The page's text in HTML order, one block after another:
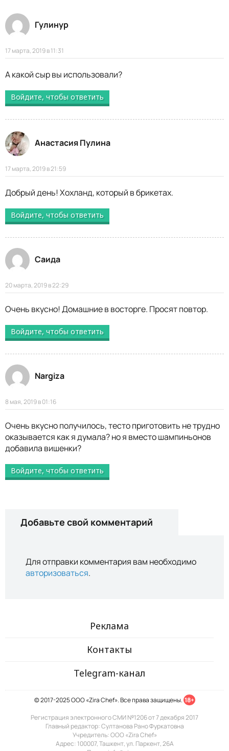
Гулинур
17 марта, 2019 в 11:31
А какой сыр вы использовали?
Войдите, чтобы ответить
Анастасия Пулина
17 марта, 2019 в 21:59
Добрый день! Хохланд, который в брикетах.
Войдите, чтобы ответить
Саида
20 марта, 2019 в 22:29
Очень вкусно! Домашние в восторге. Просят повтор.
Войдите, чтобы ответить
Nargiza
8 мая, 2019 в 01:16
Очень вкусно получилось, тесто приготовить не трудно
оказывается как я думала? но я вместо шампиньонов
добавила вишенки?
Войдите, чтобы ответить
Добавьте свой комментарий
Для отправки комментария вам необходимо
авторизоваться.
Реклама
Контакты
Telegram-канал
© 2017-2025 ООО «Zira Chef». Все права защищены. 18+
Регистрация электронного СМИ №1206 от 7 декабря 2017
Главный редактор: Султанова Рано Фуркатовна
Учредитель: ООО «Zira Chef»
Адрес: 100007, Ташкент, ул. Паркент, 26А